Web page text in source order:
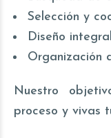
Selección y
Diseño
Organización
Nuestro
proceso y vivas